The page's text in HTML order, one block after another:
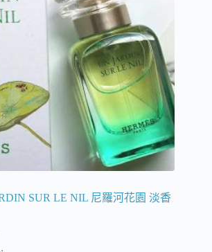
SUR LE NIL 尼羅河花園 淡香